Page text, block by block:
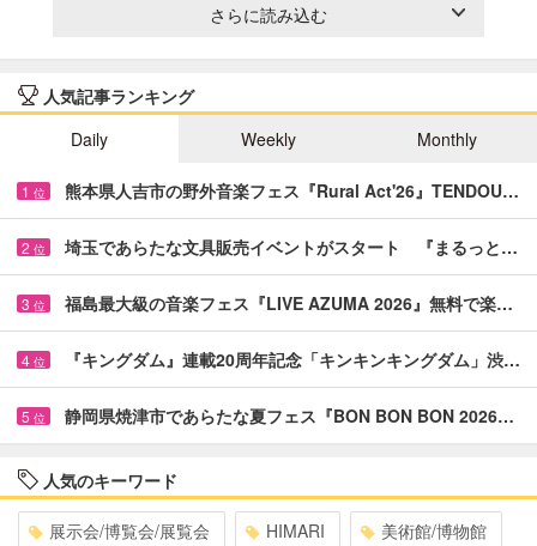
さらに読み込む
人気記事ランキング
Daily
Weekly Monthly
1 位 熊本県人吉市の野外音楽フェス『Rural Act'26』TENDOU…
2 位 埼玉であらたな文具販売イベントがスタート 『まるっと…
3 位 福島最大級の音楽フェス『LIVE AZUMA 2026』無料で楽…
4 位 『キングダム』連載20周年記念「キンキンキングダム」渋…
5 位 静岡県焼津市であらたな夏フェス『BON BON BON 2026…
人気のキーワード
展示会/博覧会/展覧会 HIMARI 美術館/博物館